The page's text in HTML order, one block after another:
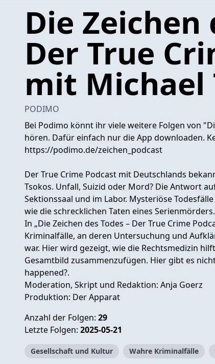
Die Zeichen
Der True
mit Michael
PODIMO
Bei Podimo könnt ihr viele weitere Folgen von
hören. Dafür einfach nur die App downloaden.
https://podimo.de/zeichen_podcast
Der True Crime Podcast mit Deutschlands
Tsokos. Unfall, Suizid oder Mord? Die Antwort
Sektionssaal und im Labor. Mysteriöse
wie die schrecklichen Taten eines Serienmörders.
In „Die Zeichen des Todes – Der True Crime
Kriminalfälle, an deren Untersuchung und
war. Hier wird gezeigt, wie die Rechtsmedizin
Gesamtbild zusammenzufügen. Hier gibt es
happened?.
Moderation, Skript und Redaktion: Anja Goerz
Produktion: Der Apparat
Anzahl der Folgen: 29
Letzte Folgen: 2025-05-21
Gesellschaft und Kultur Wahre Kriminalfälle